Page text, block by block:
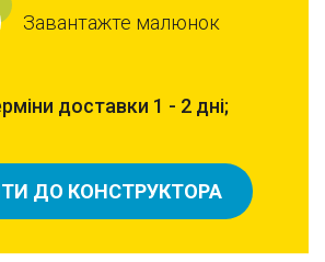
Завантажте малюнок
доставки 1 - 2 дні;
ДО КОНСТРУКТОРА